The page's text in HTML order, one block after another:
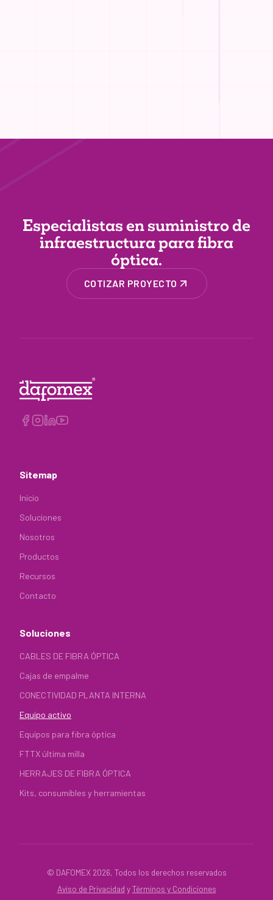
Especialistas en suministro de
infraestructurapara fibra
óptica.
COTIZAR PROYECTO
Sitemap
Inicio
Soluciones
Nosotros
Productos
Recursos
Contacto
Soluciones
CABLES DE FIBRA ÓPTICA
Cajas de empalme
CONECTIVIDAD PLANTA INTERNA
Equipo activo
Equipos para fibra óptica
FTTX última milla
HERRAJES DE FIBRA ÓPTICA
Kits, consumibles y herramientas
© DAFOMEX 2026, Todos los derechos reservados
Aviso de Privacidad yTérminos y Condiciones